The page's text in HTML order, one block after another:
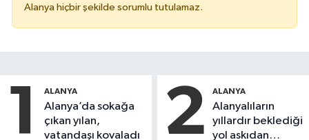
Alanya hiçbir şekilde sorumlu tutulamaz.
1 ALANYA
Alanya’da sokağa
çıkan yılan,
vatandaşı kovaladı
2 ALANYA
Alanyalıların
yıllardır beklediği
yol askıdan